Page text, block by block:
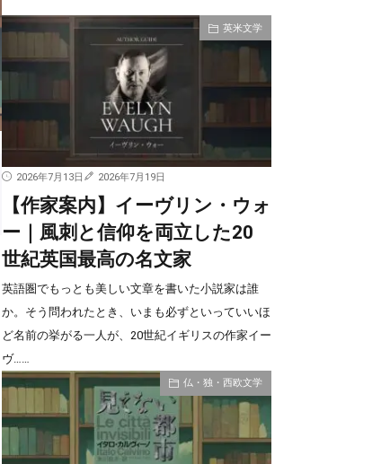
英米文学
2026年7月13日 2026年7月19日
【作家案内】イーヴリン・ウォ
ー｜風刺と信仰を両立した20
世紀英国最高の名文家
英語圏でもっとも美しい文章を書いた小説家は誰
か。そう問われたとき、いまも必ずといっていいほ
ど名前の挙がる一人が、20世紀イギリスの作家イー
ヴ……
仏・独・西欧文学